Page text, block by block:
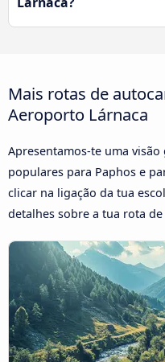
Mais rotas de
Aeroporto Lárnaca
Apresentamos-te uma
populares para Paphos e
clicar na ligação da tua
detalhes sobre a tua rota